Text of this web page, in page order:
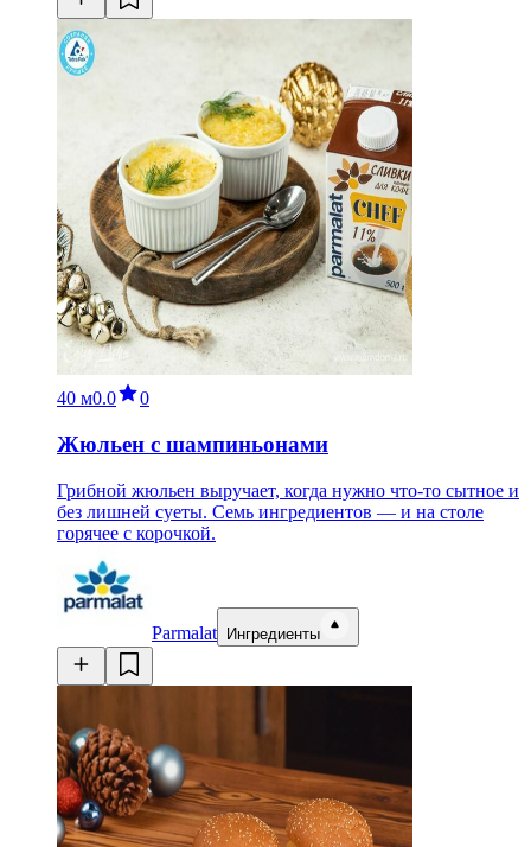
40 м0.0 0
Жюльен с шампиньонами
Грибной жюльен выручает, когда нужно что-то сытное и
без лишней суеты. Семь ингредиентов — и на столе
горячее с корочкой.
Parmalat Ингредиенты